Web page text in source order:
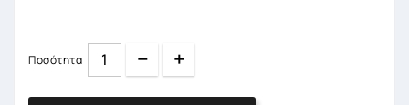
Ποσότητα Quantity